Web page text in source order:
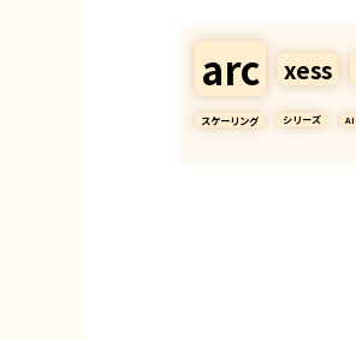
arc xess
スケーリング シリーズ AI